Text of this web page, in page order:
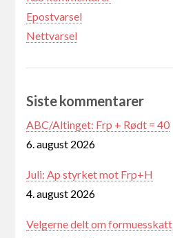
Epostvarsel
Nettvarsel
Siste kommentarer
ABC/Altinget: Frp + Rødt = 40
6. august 2026
Juli: Ap styrket mot Frp+H
4. august 2026
Velgerne delt om formuesskatt